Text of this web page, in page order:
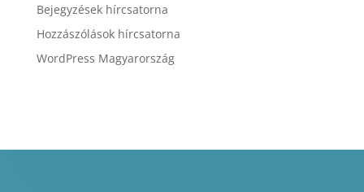
Bejegyzések hírcsatorna
Hozzászólások hírcsatorna
WordPress Magyarország